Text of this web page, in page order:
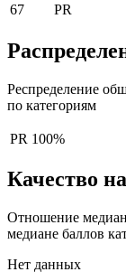
67
PR
Респределение
по категориям
PR 100%
Качество
Отношение
медиане баллов
Нет данных